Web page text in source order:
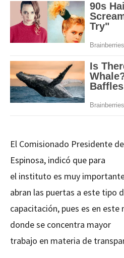
El Comisionado Presidente
Espinosa, indicó que para
el instituto es muy
abran las puertas a este tipo
capacitación, pues es en este
donde se concentra mayor
trabajo en materia de